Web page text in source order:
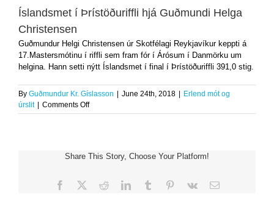
Íslandsmet í Þrístöðuriffli hjá Guðmundi Helga
Christensen
Guðmundur Helgi Christensen úr Skotfélagi Reykjavíkur keppti á
17.Mastersmótinu í riffli sem fram fór í Árósum í Danmörku um
helgina. Hann setti nýtt Íslandsmet í final í Þrístöðuriffli 391,0 stig.
By Guðmundur Kr. Gíslasson | June 24th, 2018 | Erlend mót og
úrslit | Comments Offon
Íslandsmet
Guðmundi
Christensen
Share This Story, Choose Your Platform!
Facebook RedditLinkedInTumblr Pinterest
Vk Email